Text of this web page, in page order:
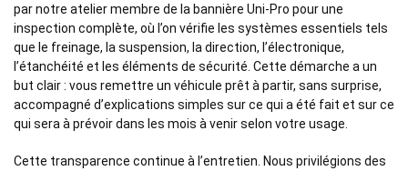
par notre atelier membre de la bannière Uni-Pro pour une
inspection complète, où l’on vérifie les systèmes essentiels tels
que le freinage, la suspension, la direction, l’électronique,
l’étanchéité et les éléments de sécurité. Cette démarche a un
but clair : vous remettre un véhicule prêt à partir, sans surprise,
accompagné d’explications simples sur ce qui a été fait et sur ce
qui sera à prévoir dans les mois à venir selon votre usage.
Cette transparence continue à l’entretien. Nous privilégions des